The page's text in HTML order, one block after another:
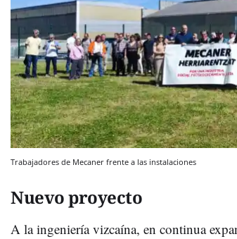
Trabajadores de Mecaner frente a las instalaciones
Nuevo proyecto
A la ingeniería vizcaína, en continua